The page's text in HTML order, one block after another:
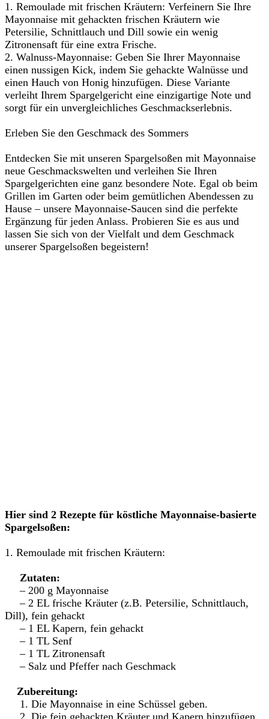
1. Remoulade mit frischen Kräutern: Verfeinern Sie Ihre
Mayonnaise mit gehackten frischen Kräutern wie
Petersilie, Schnittlauch und Dill sowie ein wenig
Zitronensaft für eine extra Frische.
2. Walnuss-Mayonnaise: Geben Sie Ihrer Mayonnaise
einen nussigen Kick, indem Sie gehackte Walnüsse und
einen Hauch von Honig hinzufügen. Diese Variante
verleiht Ihrem Spargelgericht eine einzigartige Note und
sorgt für ein unvergleichliches Geschmackserlebnis.
Erleben Sie den Geschmack des Sommers
Entdecken Sie mit unseren Spargelsoßen mit Mayonnaise
neue Geschmackswelten und verleihen Sie Ihren
Spargelgerichten eine ganz besondere Note. Egal ob beim
Grillen im Garten oder beim gemütlichen Abendessen zu
Hause – unsere Mayonnaise-Saucen sind die perfekte
Ergänzung für jeden Anlass. Probieren Sie es aus und
lassen Sie sich von der Vielfalt und dem Geschmack
unserer Spargelsoßen begeistern!
Hier sind 2 Rezepte für köstliche Mayonnaise-basierte
Spargelsoßen:
1. Remoulade mit frischen Kräutern:
Zutaten:
– 200 g Mayonnaise
– 2 EL frische Kräuter (z.B. Petersilie, Schnittlauch,
Dill), fein gehackt
– 1 EL Kapern, fein gehackt
– 1 TL Senf
– 1 TL Zitronensaft
– Salz und Pfeffer nach Geschmack
Zubereitung:
1. Die Mayonnaise in eine Schüssel geben.